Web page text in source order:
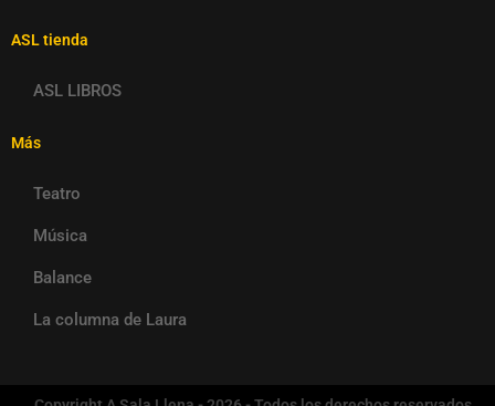
ASL tienda
ASL LIBROS
Más
Teatro
Música
Balance
La columna de Laura